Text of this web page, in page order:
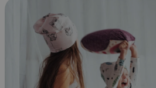
de um grupo, adaptar estratégias
conflitos ou simplesmente
como esperado — são desafios
terreno.Implica também dominar
plástica, musical, dramática e
las em ferramentas educativas e